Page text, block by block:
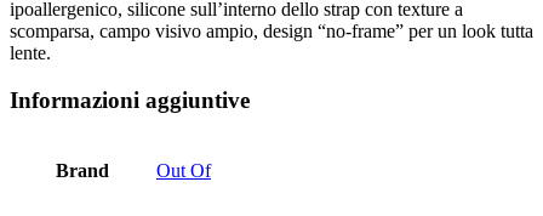
ipoallergenico, silicone sull’interno dello strap con texture a
scomparsa, campo visivo ampio, design “no-frame” per un look tutta
lente.
Informazioni aggiuntive
Brand Out Of